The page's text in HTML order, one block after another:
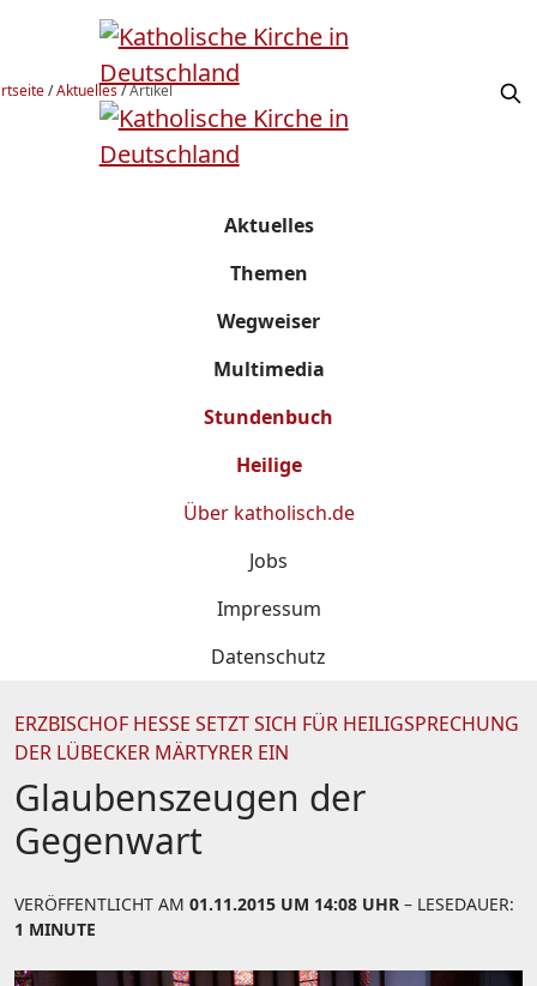
/Aktuelles/Artikel
Aktuelles
Themen
Wegweiser
Multimedia
Stundenbuch
Heilige
Über katholisch.de
Jobs
Impressum
Datenschutz
ERZBISCHOF HESSE SETZT SICH FÜR HEILIGSPRECHUNG D
ER LÜBECKER MÄRTYRER EIN
Glaubenszeugen der
Gegenwart
VERÖFFENTLICHT AM 01.11.2015 UM 14:08 UHR – LESEDAUER:
1 MINUTE